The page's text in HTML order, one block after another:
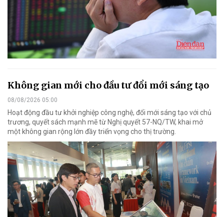
Không gian mới cho đầu tư đổi mới sáng tạo
08/08/2026 05:00
Hoạt động đầu tư khởi nghiệp công nghệ, đổi mới sáng tạo với chủ
trương, quyết sách mạnh mẽ từ Nghị quyết 57-NQ/TW, khai mở
một không gian rộng lớn đầy triển vọng cho thị trường.